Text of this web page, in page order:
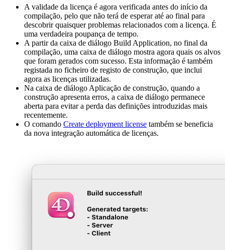
A validade da licença é agora verificada antes do início da
compilação, pelo que não terá de esperar até ao final para
descobrir quaisquer problemas relacionados com a licença. É
uma verdadeira poupança de tempo.
A partir da caixa de diálogo Build Application, no final da
compilação, uma caixa de diálogo mostra agora quais os alvos
que foram gerados com sucesso. Esta informação é também
registada no ficheiro de registo de construção, que inclui
agora as licenças utilizadas.
Na caixa de diálogo Aplicação de construção, quando a
construção apresenta erros, a caixa de diálogo permanece
aberta para evitar a perda das definições introduzidas mais
recentemente.
O comando Create deployment license também se beneficia
da nova integração automática de licenças.